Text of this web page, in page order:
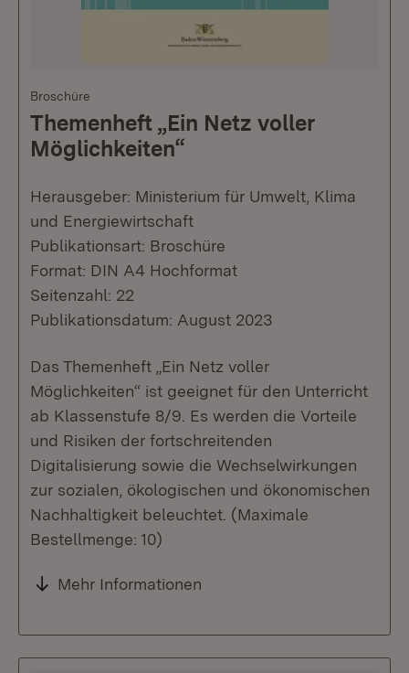
Broschüre
Themenheft „Ein Netz voller
Möglichkeiten“
Herausgeber: Ministerium für Umwelt, Klima
und Energiewirtschaft
Publikationsart: Broschüre
Format: DIN A4 Hochformat
Seitenzahl: 22
Publikationsdatum: August 2023
Das Themenheft „Ein Netz voller
Möglichkeiten“ ist geeignet für den Unterricht
ab Klassenstufe 8/9. Es werden die Vorteile
und Risiken der fortschreitenden
Digitalisierung sowie die Wechselwirkungen
zur sozialen, ökologischen und ökonomischen
Nachhaltigkeit beleuchtet. (Maximale
Bestellmenge: 10)
Mehr Informationen